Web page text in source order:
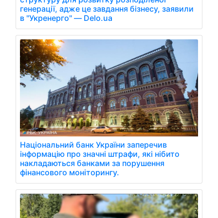
генерації, адже це завдання бізнесу, заявили
в "Укренерго" — Delo.ua
Національний банк України заперечив
інформацію про значні штрафи, які нібито
накладаються банками за порушення
фінансового моніторингу.